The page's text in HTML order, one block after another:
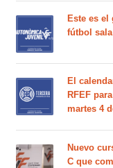
Este es
fútbol sala
El
RFEF
martes 4
Nuevo
C que